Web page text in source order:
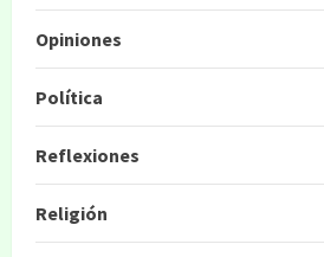
Opiniones
Política
Reflexiones
Religión